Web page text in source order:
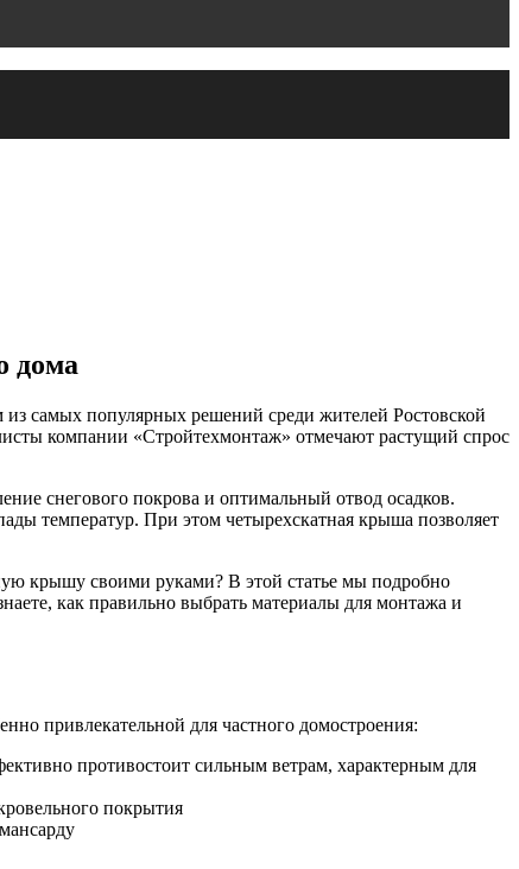
дома
из самых популярных решений среди жителей Ростовской
компании «Стройтехмонтаж» отмечают растущий спрос
снегового покрова и оптимальный отвод осадков.
температур. При этом четырехскатная крыша позволяет
крышу своими руками? В этой статье мы подробно
как правильно выбрать материалы для монтажа и
привлекательной для частного домостроения:
противостоит сильным ветрам, характерным для
покрытия